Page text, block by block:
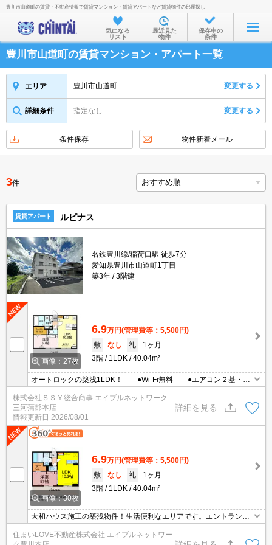
お部屋を探す
沿線・駅から
住所から
物件特集から
不動産会社から
TOP
豊川市山道町の賃貸・不動産情報で賃貸マンション・賃貸アパートなど賃貸物件の部屋探し
気になる
リスト
最近見た
物件
保存中の
条件
豊川市山道町の賃貸マンション・アパート一覧
エリア 豊川市山道町 変更する
詳細条件 指定なし 変更する
条件保存 物件新着メール
3件
賃貸アパート ルピナス
名鉄豊川線/稲荷口駅 徒歩7分
愛知県豊川市山道町1丁目
築3年
3階建
画像：27枚
6.9万円(管理費等：5,500円)
敷
なし 礼
1ヶ月
3階
1LDK 40.04m²
オートロックの築浅1LDK！ ●Wi-Fi無料 ●エアコン２基・全
室照明付き・ゆったり広めの一坪バスルーム ●デスクスペース
あり ●8月31日退去予定
株式会社ＳＳＹ総合商事 エイブルネットワーク
三河蒲郡本店
情報更新日 2026/08/01
詳細を見る
画像：30枚
6.9万円(管理費等：5,500円)
敷
なし 礼
1ヶ月
3階
1LDK 40.04m²
大和ハウス施工の築浅物件！生活便利なエリアです。エントランス
も充実♪
住まいLOVE不動産株式会社 エイブルネットワー